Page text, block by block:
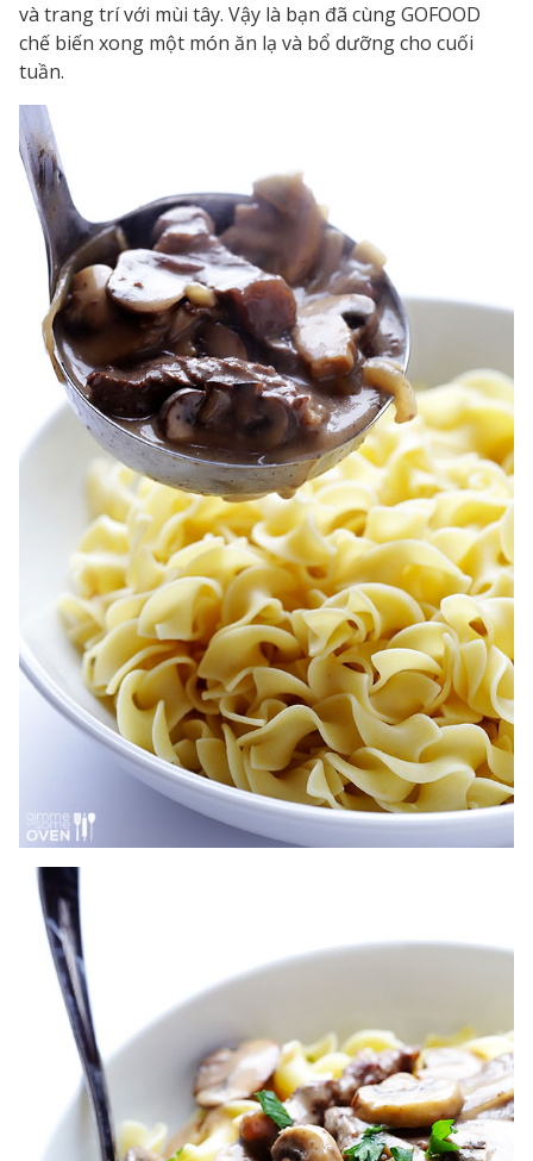
và trang trí với mùi tây. Vậy là bạn đã cùng GOFOOD
chế biến xong một món ăn lạ và bổ dưỡng cho cuối
tuần.